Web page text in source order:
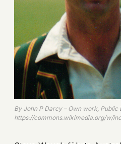
By John P Darcy – Own work, Public
https://commons.wikimedia.org/w/